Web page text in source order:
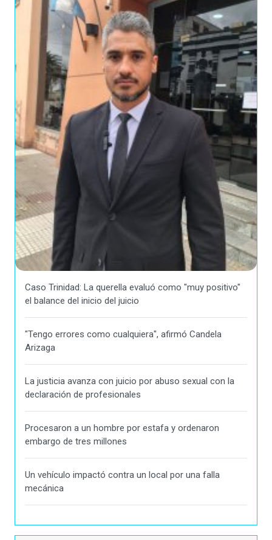
Caso Trinidad: La querella evaluó como "muy positivo"
el balance del inicio del juicio
"Tengo errores como cualquiera", afirmó Candela
Arizaga
La justicia avanza con juicio por abuso sexual con la
declaración de profesionales
Procesaron a un hombre por estafa y ordenaron
embargo de tres millones
Un vehículo impactó contra un local por una falla
mecánica